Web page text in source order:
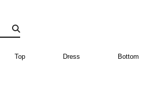
Top Dress Bottom